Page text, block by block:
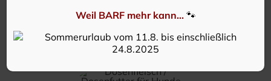
Frostfleisch
Weil BARF mehr kann...🐾